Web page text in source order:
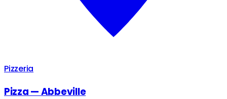
Pizzeria
Pizza — Abbeville